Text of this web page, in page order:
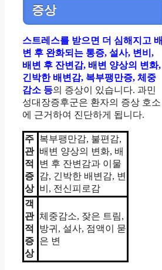
증상
스트레스를 받으면 더 심해지고 배
변 후 완화되는 통증, 설사, 변비,
배변 후 잔변감, 배변 양상의 변화,
긴박한 배변감, 복부팽만증, 체중
감소 등의 증상이 있습니다. 과민
성대장증후군은 환자의 증상 호소
에 근거하여 진단하게 됩니다.
주
관
적
증
상
복부팽만감, 불편감,
배변 양상의 변화, 배
변 후 잔변감과 이물
감, 긴박한 배변감, 변
비, 전신피로감
객
관
적
증
상
체중감소, 잦은 트림,
방귀, 설사, 점액이 묻
은 변